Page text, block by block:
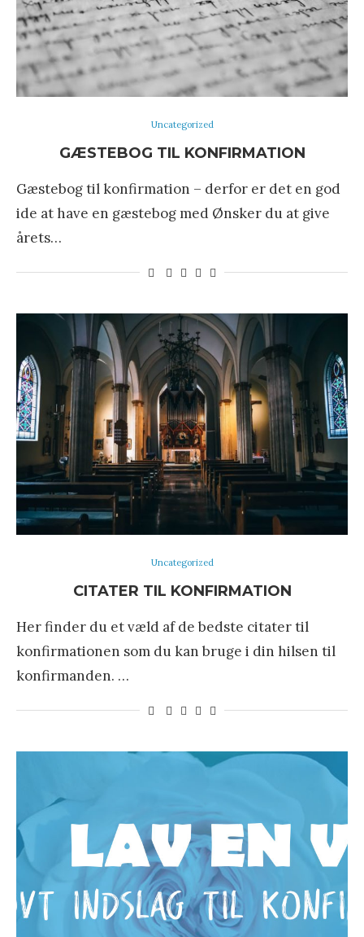
Uncategorized
GÆSTEBOG TIL KONFIRMATION
Gæstebog til konfirmation – derfor er det en god
ide at have en gæstebog med Ønsker du at give
årets…
Uncategorized
CITATER TIL KONFIRMATION
Her finder du et væld af de bedste citater til
konfirmationen som du kan bruge i din hilsen til
konfirmanden. …